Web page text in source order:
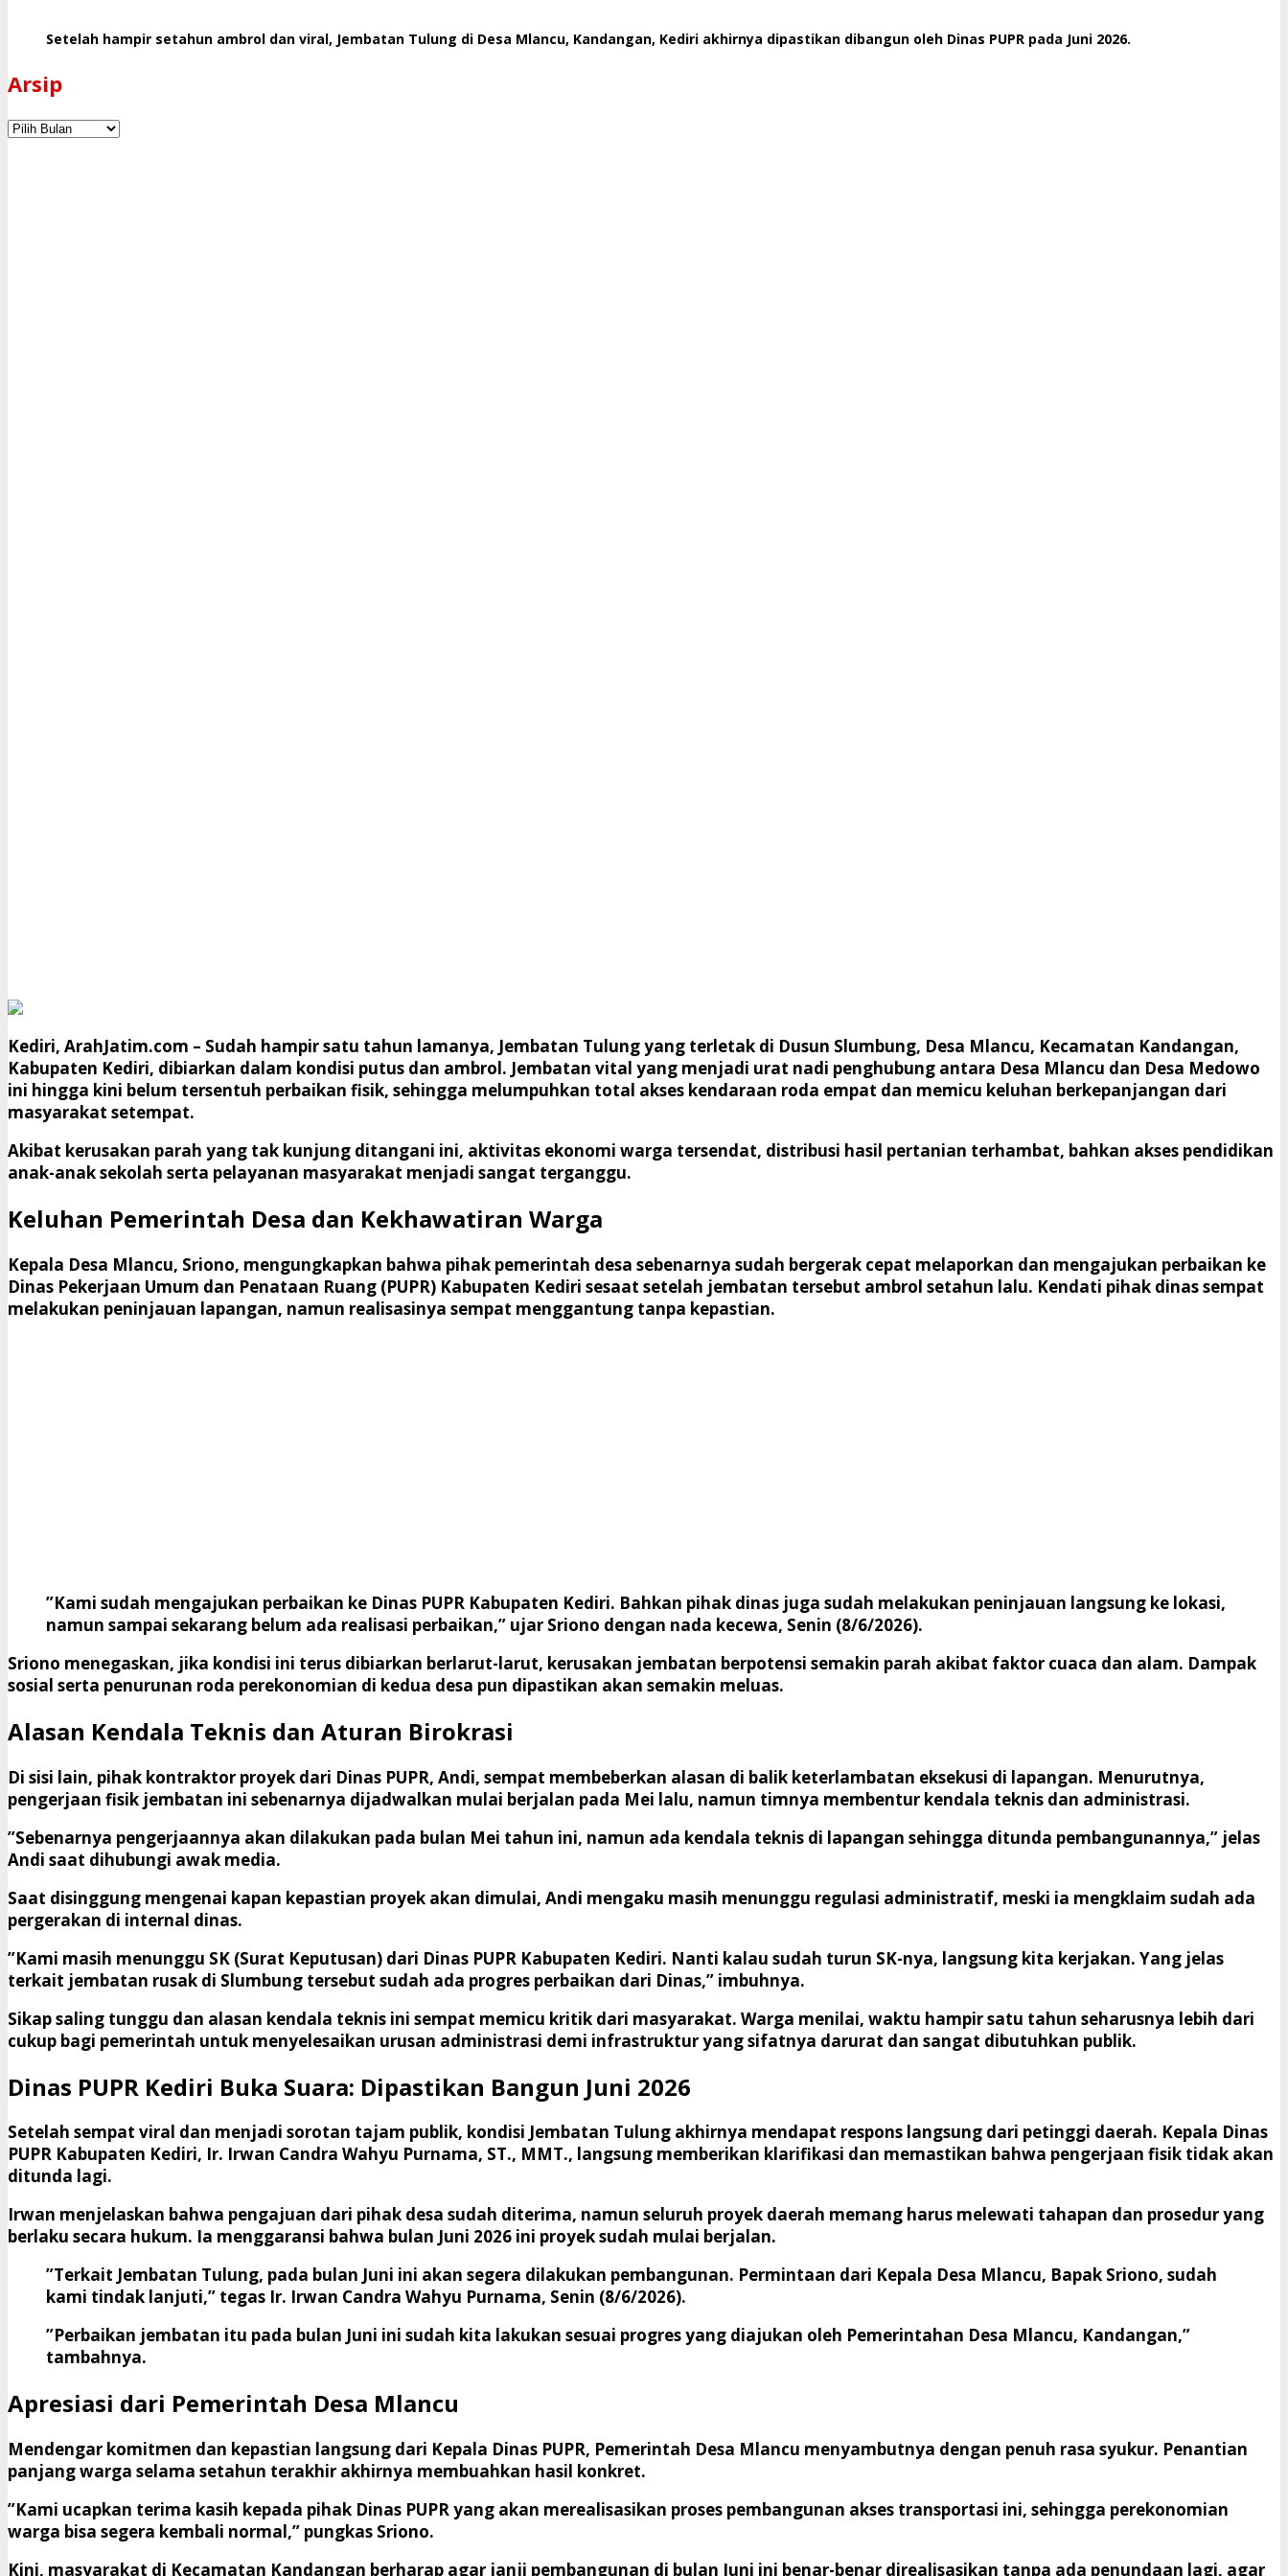
Warga
Setelah hampir setahun ambrol dan viral, Jembatan Tulung di Desa Mlancu, Kandangan, Kediri akhirnya dipastikan dibangun oleh Dinas PUPR pada Juni 2026.
Arsip
Arsip
Kediri, ArahJatim.com – Sudah hampir satu tahun lamanya, Jembatan Tulung yang terletak di Dusun Slumbung, Desa Mlancu, Kecamatan Kandangan,
Kabupaten Kediri, dibiarkan dalam kondisi putus dan ambrol. Jembatan vital yang menjadi urat nadi penghubung antara Desa Mlancu dan Desa Medowo
ini hingga kini belum tersentuh perbaikan fisik, sehingga melumpuhkan total akses kendaraan roda empat dan memicu keluhan berkepanjangan dari
masyarakat setempat.
​Akibat kerusakan parah yang tak kunjung ditangani ini, aktivitas ekonomi warga tersendat, distribusi hasil pertanian terhambat, bahkan akses pendidikan
anak-anak sekolah serta pelayanan masyarakat menjadi sangat terganggu.
​Keluhan Pemerintah Desa dan Kekhawatiran Warga
​Kepala Desa Mlancu, Sriono, mengungkapkan bahwa pihak pemerintah desa sebenarnya sudah bergerak cepat melaporkan dan mengajukan perbaikan ke
Dinas Pekerjaan Umum dan Penataan Ruang (PUPR) Kabupaten Kediri sesaat setelah jembatan tersebut ambrol setahun lalu. Kendati pihak dinas sempat
melakukan peninjauan lapangan, namun realisasinya sempat menggantung tanpa kepastian.
​”Kami sudah mengajukan perbaikan ke Dinas PUPR Kabupaten Kediri. Bahkan pihak dinas juga sudah melakukan peninjauan langsung ke lokasi,
namun sampai sekarang belum ada realisasi perbaikan,” ujar Sriono dengan nada kecewa, Senin (8/6/2026).
​Sriono menegaskan, jika kondisi ini terus dibiarkan berlarut-larut, kerusakan jembatan berpotensi semakin parah akibat faktor cuaca dan alam. Dampak
sosial serta penurunan roda perekonomian di kedua desa pun dipastikan akan semakin meluas.
​Alasan Kendala Teknis dan Aturan Birokrasi
​Di sisi lain, pihak kontraktor proyek dari Dinas PUPR, Andi, sempat membeberkan alasan di balik keterlambatan eksekusi di lapangan. Menurutnya,
pengerjaan fisik jembatan ini sebenarnya dijadwalkan mulai berjalan pada Mei lalu, namun timnya membentur kendala teknis dan administrasi.
​”Sebenarnya pengerjaannya akan dilakukan pada bulan Mei tahun ini, namun ada kendala teknis di lapangan sehingga ditunda pembangunannya,” jelas
Andi saat dihubungi awak media.
​Saat disinggung mengenai kapan kepastian proyek akan dimulai, Andi mengaku masih menunggu regulasi administratif, meski ia mengklaim sudah ada
pergerakan di internal dinas.
​”Kami masih menunggu SK (Surat Keputusan) dari Dinas PUPR Kabupaten Kediri. Nanti kalau sudah turun SK-nya, langsung kita kerjakan. Yang jelas
terkait jembatan rusak di Slumbung tersebut sudah ada progres perbaikan dari Dinas,” imbuhnya.
​Sikap saling tunggu dan alasan kendala teknis ini sempat memicu kritik dari masyarakat. Warga menilai, waktu hampir satu tahun seharusnya lebih dari
cukup bagi pemerintah untuk menyelesaikan urusan administrasi demi infrastruktur yang sifatnya darurat dan sangat dibutuhkan publik.
​Dinas PUPR Kediri Buka Suara: Dipastikan Bangun Juni 2026
​Setelah sempat viral dan menjadi sorotan tajam publik, kondisi Jembatan Tulung akhirnya mendapat respons langsung dari petinggi daerah. Kepala Dinas
PUPR Kabupaten Kediri, Ir. Irwan Candra Wahyu Purnama, ST., MMT., langsung memberikan klarifikasi dan memastikan bahwa pengerjaan fisik tidak akan
ditunda lagi.
​Irwan menjelaskan bahwa pengajuan dari pihak desa sudah diterima, namun seluruh proyek daerah memang harus melewati tahapan dan prosedur yang
berlaku secara hukum. Ia menggaransi bahwa bulan Juni 2026 ini proyek sudah mulai berjalan.
​”Terkait Jembatan Tulung, pada bulan Juni ini akan segera dilakukan pembangunan. Permintaan dari Kepala Desa Mlancu, Bapak Sriono, sudah
kami tindak lanjuti,” tegas Ir. Irwan Candra Wahyu Purnama, Senin (8/6/2026).
​”Perbaikan jembatan itu pada bulan Juni ini sudah kita lakukan sesuai progres yang diajukan oleh Pemerintahan Desa Mlancu, Kandangan,”
tambahnya.
​Apresiasi dari Pemerintah Desa Mlancu
​Mendengar komitmen dan kepastian langsung dari Kepala Dinas PUPR, Pemerintah Desa Mlancu menyambutnya dengan penuh rasa syukur. Penantian
panjang warga selama setahun terakhir akhirnya membuahkan hasil konkret.
​”Kami ucapkan terima kasih kepada pihak Dinas PUPR yang akan merealisasikan proses pembangunan akses transportasi ini, sehingga perekonomian
warga bisa segera kembali normal,” pungkas Sriono.
​Kini, masyarakat di Kecamatan Kandangan berharap agar janji pembangunan di bulan Juni ini benar-benar direalisasikan tanpa ada penundaan lagi, agar